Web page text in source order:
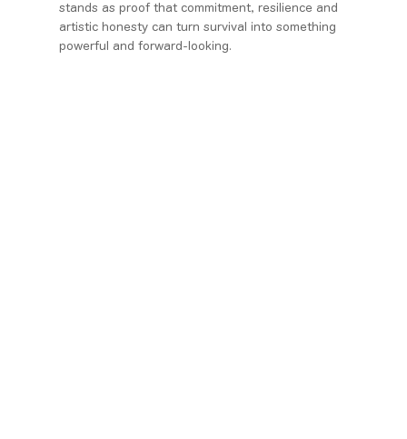
stands as proof that commitment, resilience and
artistic honesty can turn survival into something
powerful and forward-looking.